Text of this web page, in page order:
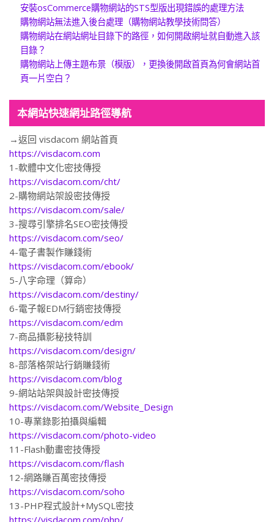
安裝osCommerce購物網站的STS型版出現錯誤的處理方法
購物網站無法進入後台處理（購物網站教學技術問答）
購物網站在網站網址目錄下的路徑，如何開啟網址就自動進入該
目錄？
購物網站上傳主題布景（模版），更換後開啟首頁為何會網站首
頁一片空白？
本網站快速網址路徑導航
→返回 visdacom 網站首頁
https://visdacom.com
1-軟體中文化密技傳授
https://visdacom.com/cht/
2-購物網站架設密技傳授
https://visdacom.com/sale/
3-搜尋引擎排名SEO密技傳授
https://visdacom.com/seo/
4-電子書製作賺錢術
https://visdacom.com/ebook/
5-八字命理（算命）
https://visdacom.com/destiny/
6-電子報EDM行銷密技傳授
https://visdacom.com/edm
7-商品攝影秘技特訓
https://visdacom.com/design/
8-部落格架站行銷賺錢術
https://visdacom.com/blog
9-網站站架與設計密技傳授
https://visdacom.com/Website_Design
10-專業錄影拍攝與編輯
https://visdacom.com/photo-video
11-Flash動畫密技傳授
https://visdacom.com/flash
12-網路賺百萬密技傳授
https://visdacom.com/soho
13-PHP程式設計+MySQL密技
https://visdacom.com/php/